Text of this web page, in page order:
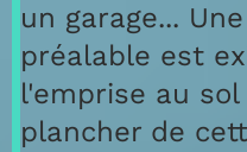
un garage...
préalable est
l'emprise au
plancher de